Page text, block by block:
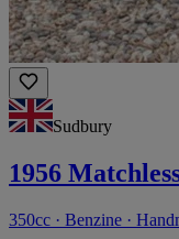
Sudbury
1956
350cc · Benzine ·